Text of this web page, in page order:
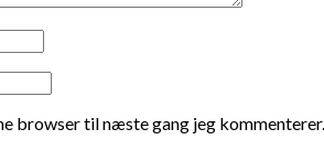
browser til næste gang jeg kommenterer.